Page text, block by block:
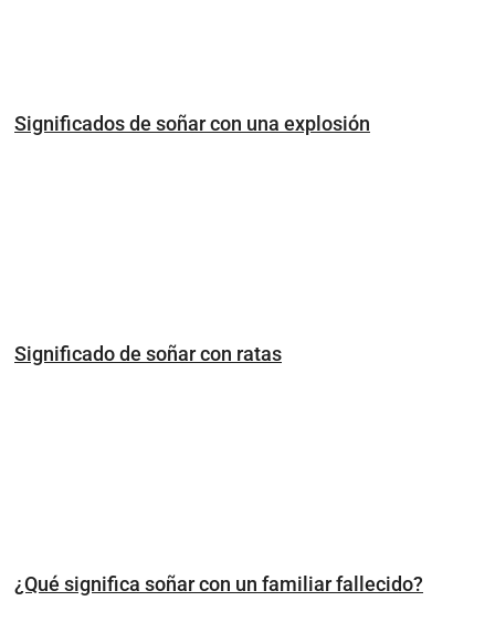
Significados de soñar con una explosión
Significado de soñar con ratas
¿Qué significa soñar con un familiar fallecido?